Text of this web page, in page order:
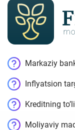
Markaziy
Inflyatsion
Kreditning
Moliyaviy